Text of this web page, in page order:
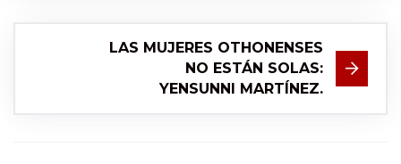
LAS MUJERES OTHONENSES
NO ESTÁN SOLAS:
YENSUNNI MARTÍNEZ.